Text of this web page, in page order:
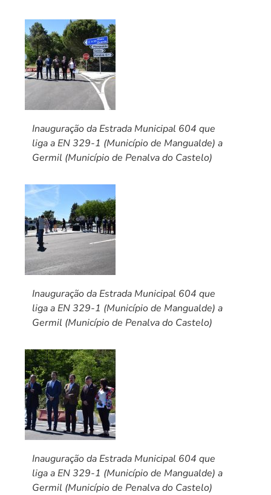
Inauguração da Estrada Municipal 604 que
liga a EN 329-1 (Município de Mangualde) a
Germil (Município de Penalva do Castelo)
Inauguração da Estrada Municipal 604 que
liga a EN 329-1 (Município de Mangualde) a
Germil (Município de Penalva do Castelo)
Inauguração da Estrada Municipal 604 que
liga a EN 329-1 (Município de Mangualde) a
Germil (Município de Penalva do Castelo)